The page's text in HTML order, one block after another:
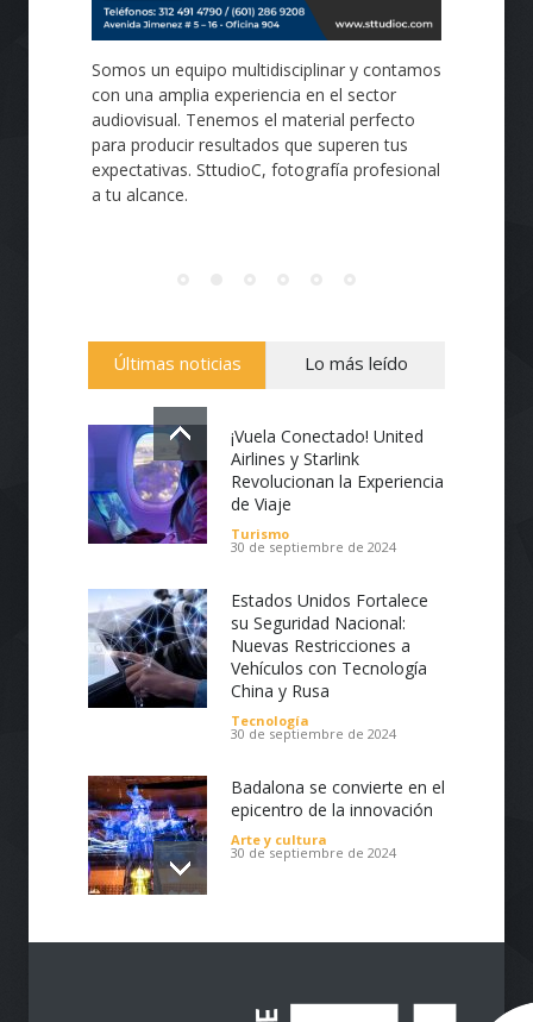
Somos un equipo multidisciplinar y contamos
con una amplia experiencia en el sector
audiovisual. Tenemos el material perfecto
para producir resultados que superen tus
expectativas. SttudioC, fotografía profesional
a tu alcance.
Últimas noticias Lo más leído
¡Vuela Conectado! United
Airlines y Starlink
Revolucionan la Experiencia
de Viaje
Turismo
30 de septiembre de 2024
Estados Unidos Fortalece
su Seguridad Nacional:
Nuevas Restricciones a
Vehículos con Tecnología
China y Rusa
Tecnología
30 de septiembre de 2024
Badalona se convierte en el
epicentro de la innovación
Arte y cultura
30 de septiembre de 2024
Impulsa tu Negocio con
llega al Cesar